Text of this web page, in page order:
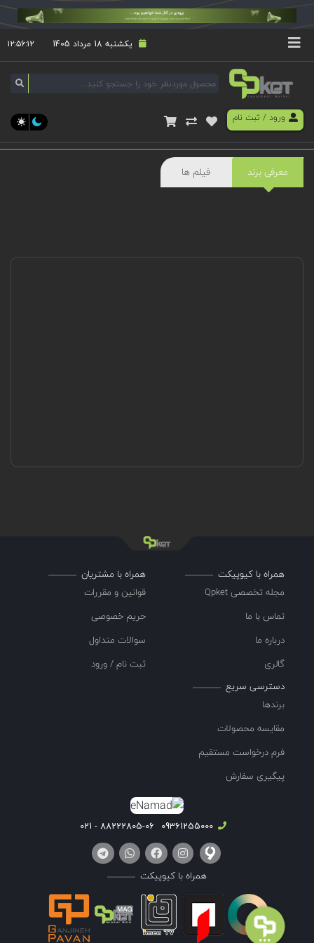
یکشنبه 18 مرداد 1405 ۱۲:۵۶:۱۳
ورود/ ثبت نام
معرفی برند فیلم ها
همراه با کیوپیکت
مجله تخصصی Qpket
تماس با ما
درباره ما
گالری
همراه با مشتریان
قوانین و مقررات
حریم خصوصی
سوالات متداول
ثبت نام / ورود
دسترسی سریع
برندها
مقایسه محصولات
فرم درخواست مستقیم
پیگیری سفارش
09361255000
88222805-06 - 021
همراه با کیوپیکت